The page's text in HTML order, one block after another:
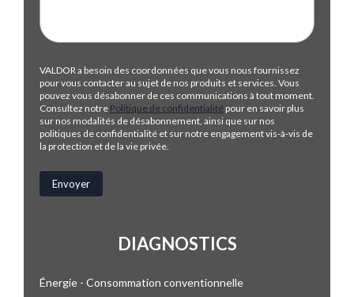
VALDOR a besoin des coordonnées que vous nous fournissez
pour vous contacter au sujet de nos produits et services. Vous
pouvez vous désabonner de ces communications à tout moment.
Consultez notre Politique de confidentialité pour en savoir plus
sur nos modalités de désabonnement, ainsi que sur nos
politiques de confidentialité et sur notre engagement vis-à-vis de
la protection et de la vie privée.
DIAGNOSTICS
Énergie - Consommation conventionnelle